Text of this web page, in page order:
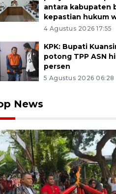
antara kabupaten
kepastian hukum
4 Agustus 2026 17:55
KPK: Bupati
potong TPP ASN
persen
5 Agustus 2026 06:28
News